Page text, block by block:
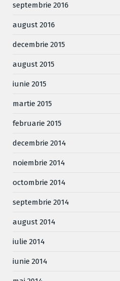
septembrie 2016
august 2016
decembrie 2015
august 2015
iunie 2015
martie 2015
februarie 2015
decembrie 2014
noiembrie 2014
octombrie 2014
septembrie 2014
august 2014
iulie 2014
iunie 2014